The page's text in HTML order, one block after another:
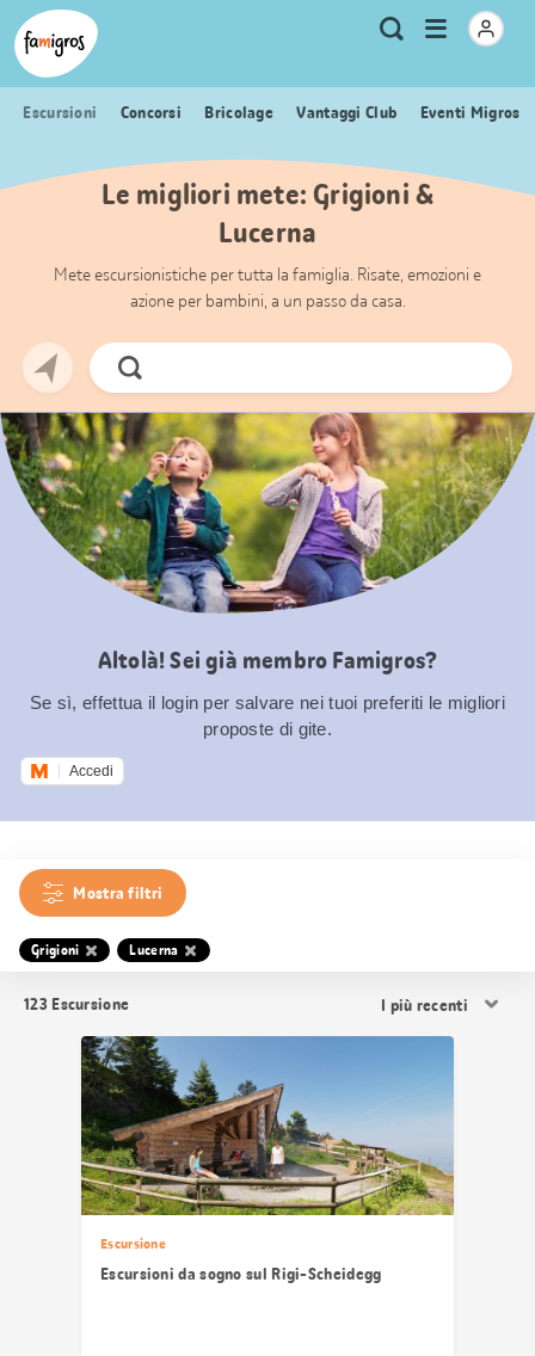
Navigazione
segnalibri
Header
Logo Metanavigazione
Ricerca
Apri
menu
Escursioni Concorsi Bricolage Vantaggi Club Eventi Migros
Le migliori mete: Grigioni &
Lucerna
Mete escursionistiche per tutta la famiglia. Risate, emozioni e
azione per bambini, a un passo da casa.
Cerca
ora
Altolà! Sei già membro Famigros?
Se sì, effettua il login per salvare nei tuoi preferiti le migliori
proposte di gite.
Accedi
Mostra filtri
Grigioni Lucerna
123 Escursione
i
risultati
Escursione
Escursioni da sogno sul Rigi-Scheidegg